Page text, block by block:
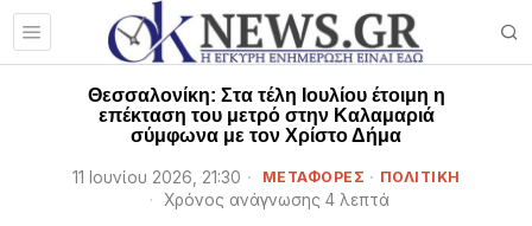
Θεσσαλονίκη: Στα τέλη Ιουλίου έτοιμη η
επέκταση του μετρό στην Καλαμαριά
σύμφωνα με τον Χρίστο Δήμα
11 Ιουνίου 2026, 21:30 ΜΕΤΑΦΟΡΕΣ · ΠΟΛΙΤΙΚΗ
Χρόνος ανάγνωσης 4 λεπτά